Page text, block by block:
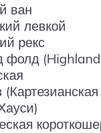
ван
левкой
рекс
фолд (Highland